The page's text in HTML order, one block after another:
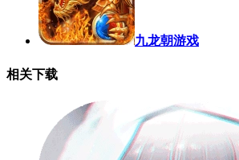
九龙朝游戏
相关下载